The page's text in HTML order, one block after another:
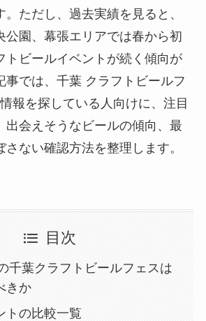
。ただし、過去実績を見ると、
公園、幕張エリアでは春から初
トビールイベントが続く傾向が
事では、千葉 クラフトビールフ
報を探している人向けに、注目
出会えそうなビールの傾向、最
ない確認方法を整理します。
目次
千葉クラフトビールフェスは
きか
トの比較一覧